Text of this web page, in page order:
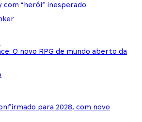
com “herói” inesperado
O novo RPG de mundo aberto da
para 2028, com novo